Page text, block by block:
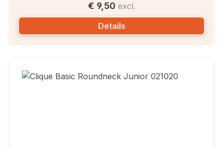
€ 9,50 excl.
Details